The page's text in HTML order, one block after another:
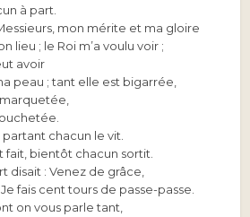
à part.
Messieurs, mon mérite et ma gloire
lieu ; le Roi m’a voulu voir ;
avoir
peau ; tant elle est bigarrée,
chacun le vit.
fait, bientôt chacun sortit.
disait : Venez de grâce,
fais cent tours de passe-passe.
on vous parle tant,